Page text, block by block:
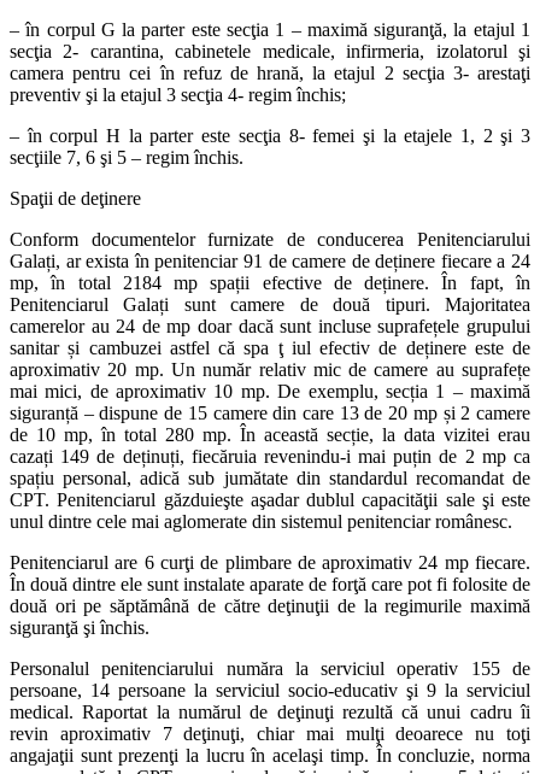
– în corpul G la parter este secţia 1 – maximă siguranţă, la etajul 1
secţia 2- carantina, cabinetele medicale, infirmeria, izolatorul şi
camera pentru cei în refuz de hrană, la etajul 2 secţia 3- arestaţi
preventiv şi la etajul 3 secţia 4- regim închis;
– în corpul H la parter este secţia 8- femei şi la etajele 1, 2 şi 3
secţiile 7, 6 şi 5 – regim închis.
Spaţii de deţinere
Conform documentelor furnizate de conducerea Penitenciarului
Galați, ar exista în penitenciar 91 de camere de deținere fiecare a 24
mp, în total 2184 mp spații efective de deținere. În fapt, în
Penitenciarul Galați sunt camere de două tipuri. Majoritatea
camerelor au 24 de mp doar dacă sunt incluse suprafețele grupului
sanitar și cambuzei astfel că spa ţ iul efectiv de deținere este de
aproximativ 20 mp. Un număr relativ mic de camere au suprafețe
mai mici, de aproximativ 10 mp. De exemplu, secția 1 – maximă
siguranță – dispune de 15 camere din care 13 de 20 mp și 2 camere
de 10 mp, în total 280 mp. În această secție, la data vizitei erau
cazați 149 de deținuți, fiecăruia revenindu-i mai puțin de 2 mp ca
spațiu personal, adică sub jumătate din standardul recomandat de
CPT. Penitenciarul găzduieşte aşadar dublul capacităţii sale şi este
unul dintre cele mai aglomerate din sistemul penitenciar românesc.
Penitenciarul are 6 curţi de plimbare de aproximativ 24 mp fiecare.
În două dintre ele sunt instalate aparate de forţă care pot fi folosite de
două ori pe săptămână de către deţinuţii de la regimurile maximă
siguranţă şi închis.
Personalul penitenciarului număra la serviciul operativ 155 de
persoane, 14 persoane la serviciul socio-educativ şi 9 la serviciul
medical. Raportat la numărul de deţinuţi rezultă că unui cadru îi
revin aproximativ 7 deţinuţi, chiar mai mulţi deoarece nu toţi
angajaţii sunt prezenţi la lucru în acelaşi timp. În concluzie, norma